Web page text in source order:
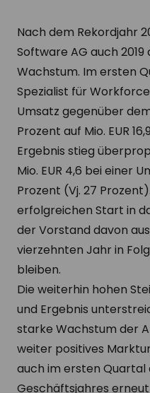
Nach dem Rekordjahr
Software AG auch
Wachstum. Im ersten
Spezialist für
Umsatz gegenüber
Prozent auf Mio. EUR
Ergebnis stieg
Mio. EUR 4,6 bei einer
Prozent (Vj. 27
erfolgreichen Start in
der Vorstand davon
vierzehnten Jahr in
bleiben.
Die weiterhin hohen
und Ergebnis
starke Wachstum der
weiter positives
auch im ersten Quartal
Geschäftsjahres